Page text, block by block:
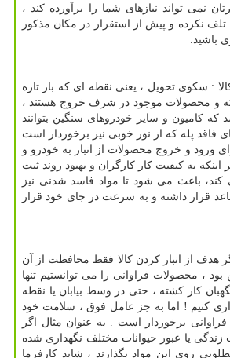
نمی تواند نیازهای شما را برآورده کند ،
نکرده و پیش از استقرار در مکان مذکور
باشید.
: سکوی تحویل ، یعنی نقطه ای که بار تازه
و محصولات موجود در شرف خروج هستند ،
که کامیون و سایر خودروهای سنگین بتوانند
فاقد پله که از نور خوبی نیز برخوردار است
ورود و خروج محصولات از انبار به خودرو و
اینکه به کیفیت کار کارگران و بهبود روند ثبت
کند، باعث می شود تا مواد فاسد شدنی نیز
قرار داشته و به سرعت در جای خود قرار
هدف از انبار کردن کالا فقط محافظت از آن
، محصولات فراوانی را می توانستیم تنها
کار کشته ، حتی در وسط بیابان یا نقطه
کنیم ! اما به جز عامل فوق ، سلامت خود
برخوردار است . به عنوان مثال اگر
زندگی یا عبور حیوانات مختلف نگهداری شده
روی این مواد بگذارند ، شاید کارفرما